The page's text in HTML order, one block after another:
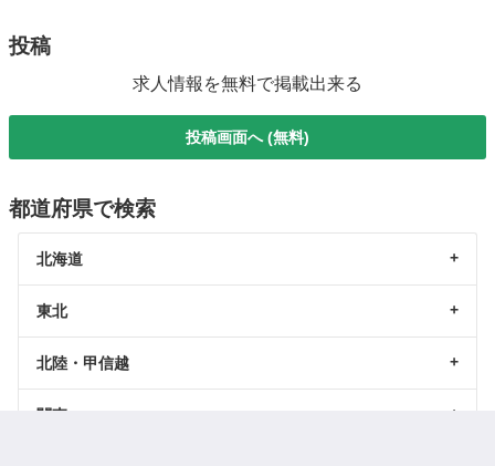
投稿
求人情報を無料で掲載出来る
投稿画面へ (無料)
都道府県で検索
北海道
東北
北陸・甲信越
関東